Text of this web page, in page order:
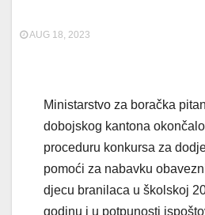
AUG 18, 2023
Ministarstvo za boračka
dobojskog kantona
proceduru konkursa za
pomoći za nabavku
djecu branilaca u školskoj
godinu i u potpunosti